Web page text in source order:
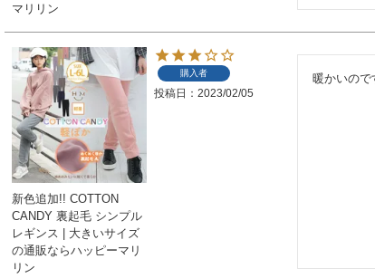
マリリン
新色追加!! COTTON
CANDY 裏起毛 シンプル
レギンス | 大きいサイズ
の通販ならハッピーマリ
リン
購入者
投稿日 2023/02/05
暖かいので